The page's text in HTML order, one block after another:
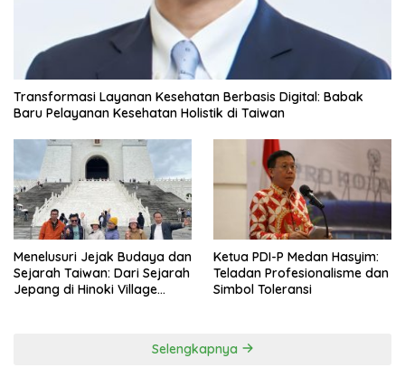
Transformasi Layanan Kesehatan Berbasis Digital: Babak
Baru Pelayanan Kesehatan Holistik di Taiwan
Menelusuri Jejak Budaya dan
Sejarah Taiwan: Dari Sejarah
Jepang di Hinoki Village
Ketua PDI-P Medan Hasyim:
Teladan Profesionalisme dan
Simbol Toleransi
Selengkapnya